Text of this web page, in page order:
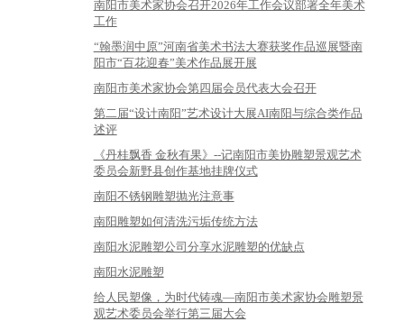
南阳市美术家协会召开2026年工作会议部署全年美术
工作
“翰墨润中原”河南省美术书法大赛获奖作品巡展暨南
阳市“百花迎春”美术作品展开展
南阳市美术家协会第四届会员代表大会召开
第二届“设计南阳”艺术设计大展AI南阳与综合类作品
述评
《丹桂飘香 金秋有果》--记南阳市美协雕塑景观艺术
委员会新野县创作基地挂牌仪式
南阳不锈钢雕塑抛光注意事
南阳雕塑如何清洗污垢传统方法
南阳水泥雕塑公司分享水泥雕塑的优缺点
南阳水泥雕塑
给人民塑像，为时代铸魂—南阳市美术家协会雕塑景
观艺术委员会举行第三届大会